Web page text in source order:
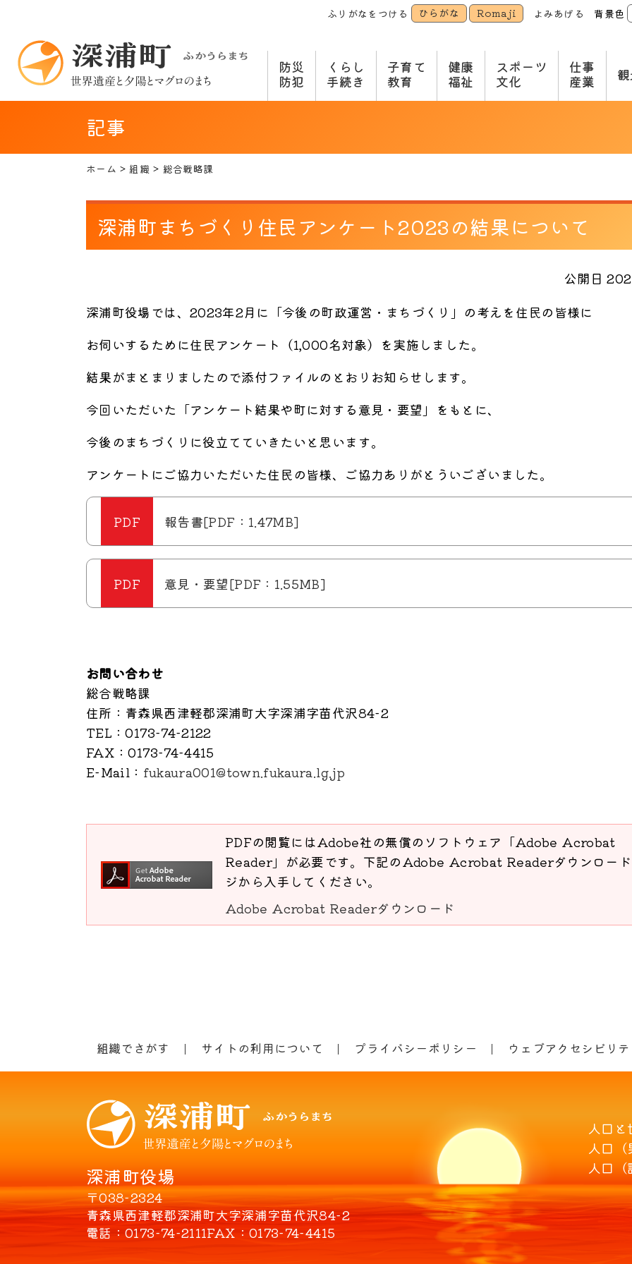
ふりがなをつける ひらがな Romaji よみあげる 背景色
防災
防犯
くらし
手続き
子育て
教育
健康
福祉
スポーツ
文化
仕事
産業
記事
ホーム 組織 総合戦略課
深浦町まちづくり住民アンケート2023の結果について
公開日
深浦町役場では、2023年2月に「今後の町政運営・まちづくり」の考えを住民の皆様に
お伺いするために住民アンケート（1,000名対象）を実施しました。
結果がまとまりましたので添付ファイルのとおりお知らせします。
今回いただいた「アンケート結果や町に対する意見・要望」をもとに、
今後のまちづくりに役立てていきたいと思います。
アンケートにご協力いただいた住民の皆様、ご協力ありがとういございました。
報告書[PDF：1.47MB]
意見・要望[PDF：1.55MB]
お問い合わせ
総合戦略課
住所 ：青森県西津軽郡深浦町大字深浦字苗代沢84-2
TEL ：0173-74-2122
FAX ：0173-74-4415
E-Mail ： fukaura001@town.fukaura.lg.jp
PDFの閲覧にはAdobe社の無償のソフトウェア「Adobe Acrobat
Reader」が必要です。下記のAdobe Acrobat Readerダウンロー
ジから入手してください。
Adobe Acrobat Readerダウンロード
組織でさがす サイトの利用について プライバシーポリシー ウェブアクセシビリ
深浦町役場
〒038-2324
青森県西津軽郡深浦町大字深浦字苗代沢84-2
電話
0173-74-2111FAX 0173-74-4415
人口と
人口（
人口（